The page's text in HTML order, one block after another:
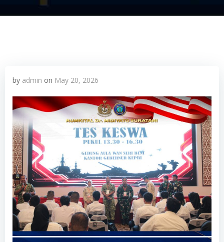
by admin on May 20, 2026